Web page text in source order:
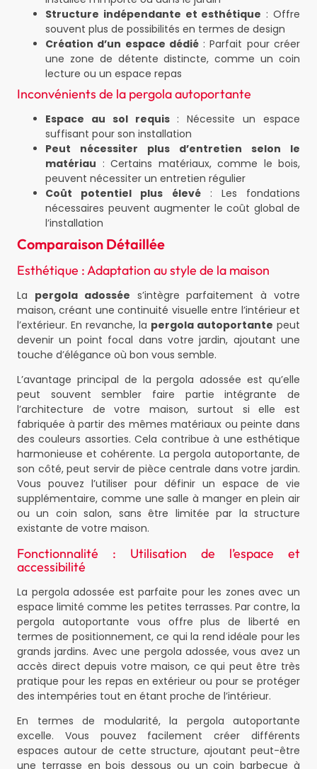
Structure indépendante et esthétique : Offre
souvent plus de possibilités en termes de design
Création d’un espace dédié: Parfait pour créer
une zone de détente distincte, comme un coin
lecture ou un espace repas
Inconvénients de la pergola autoportante
Espace au sol requis: Nécessite un espace
suffisant pour son installation
Peut nécessiter plus d’entretien selon le
matériau : Certains matériaux, comme le bois,
peuvent nécessiter un entretien régulier
Coût potentiel plus élevé: Les fondations
nécessaires peuvent augmenter le coût global de
l’installation
Comparaison Détaillée
Esthétique : Adaptation au style de la maison
La pergola adossée s’intègre parfaitement à votre
maison, créant une continuité visuelle entre l’intérieur et
l’extérieur. En revanche, la pergola autoportante peut
devenir un point focal dans votre jardin, ajoutant une
touche d’élégance où bon vous semble.
L’avantage principal de la pergola adossée est qu’elle
peut souvent sembler faire partie intégrante de
l’architecture de votre maison, surtout si elle est
fabriquée à partir des mêmes matériaux ou peinte dans
des couleurs assorties. Cela contribue à une esthétique
harmonieuse et cohérente. La pergola autoportante, de
son côté, peut servir de pièce centrale dans votre jardin.
Vous pouvez l’utiliser pour définir un espace de vie
supplémentaire, comme une salle à manger en plein air
ou un coin salon, sans être limitée par la structure
existante de votre maison.
Fonctionnalité : Utilisation de l’espace et
accessibilité
La pergola adossée est parfaite pour les zones avec un
espace limité comme les petites terrasses. Par contre, la
pergola autoportante vous offre plus de liberté en
termes de positionnement, ce qui la rend idéale pour les
grands jardins. Avec une pergola adossée, vous avez un
accès direct depuis votre maison, ce qui peut être très
pratique pour les repas en extérieur ou pour se protéger
des intempéries tout en étant proche de l’intérieur.
En termes de modularité, la pergola autoportante
excelle. Vous pouvez facilement créer différents
espaces autour de cette structure, ajoutant peut-être
une terrasse en bois dessous ou un coin barbecue à